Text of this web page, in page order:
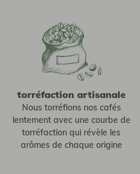
torréfaction artisanale
Nous torréfions nos cafés
lentement avec une courbe de
torréfaction qui révèle les
arômes de chaque origine